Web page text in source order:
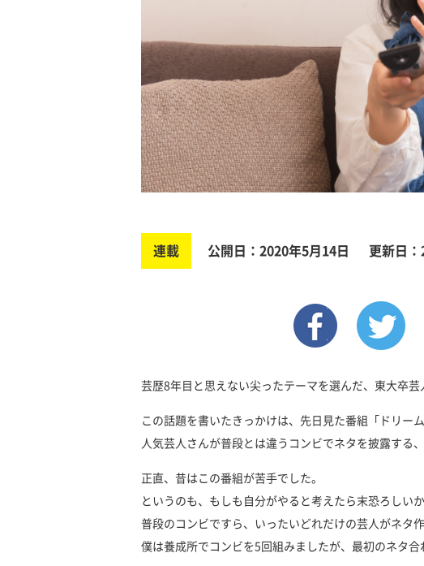
連載 公開日：2020年5月14日 更新日：
芸歴8年目と思えない尖ったテーマを選んだ、東大卒芸
この話題を書いたきっかけは、先日見た番組「ドリー
人気芸人さんが普段とは違うコンビでネタを披露する
正直、昔はこの番組が苦手でした。
というのも、もしも自分がやると考えたら末恐ろしいか
普段のコンビですら、いったいどれだけの芸人がネタ
僕は養成所でコンビを5回組みましたが、最初のネタ